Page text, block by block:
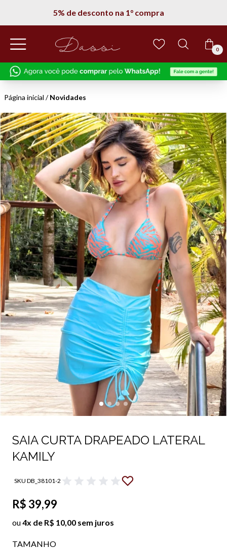
5% de desconto na 1° compra
0
Página inicial /Novidades
SAIA CURTA DRAPEADO LATERAL
KAMILY
SKU DB_38101-2
R$ 39,99
ou4x de R$ 10,00 sem juros
TAMANHO